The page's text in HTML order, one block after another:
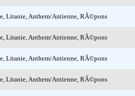
Litanie, Anthem/Antienne, RÃ©pons
Litanie, Anthem/Antienne, RÃ©pons
Litanie, Anthem/Antienne, RÃ©pons
Litanie, Anthem/Antienne, RÃ©pons